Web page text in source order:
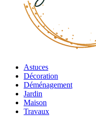
Astuces
Décoration
Déménagement
Jardin
Maison
Travaux